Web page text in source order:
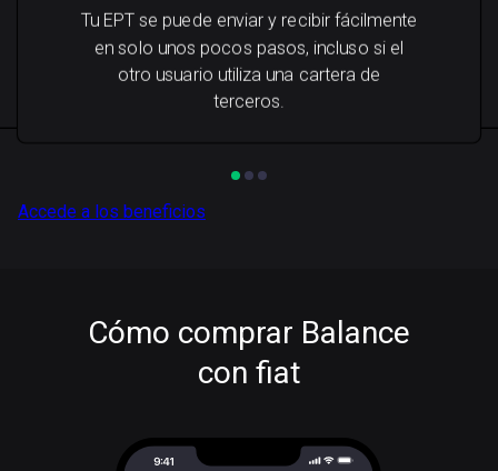
Tu EPT se puede enviar y recibir fácilmente
en solo unos pocos pasos, incluso si el
otro usuario utiliza una cartera de
terceros.
Accede a los beneficios
Cómo comprar Balance
con fiat